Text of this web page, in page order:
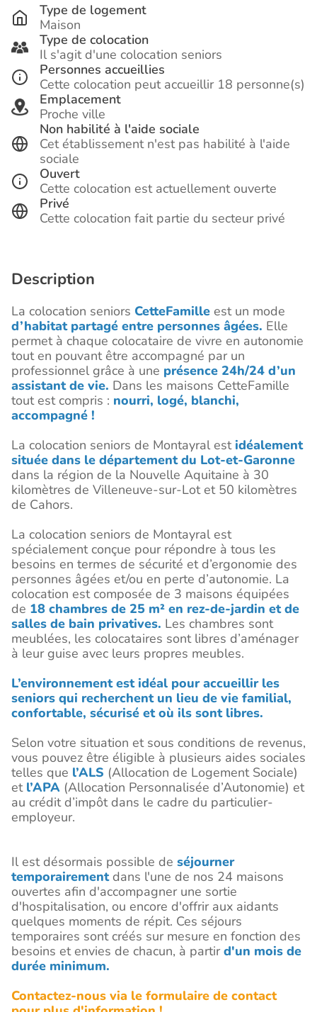
Type de logement
Maison
Type de colocation
Il s'agit d'une colocation seniors
Personnes accueillies
Cette colocation peut accueillir 18 personne(s)
Emplacement
Proche ville
Non habilité à l'aide sociale
Cet établissement n'est pas habilité à l'aide
sociale
Ouvert
Cette colocation est actuellement ouverte
Privé
Cette colocation fait partie du secteur privé
Description
La colocation seniors CetteFamille est un mode
d’habitat partagé entre personnes âgées. Elle
permet à chaque colocataire de vivre en autonomie
tout en pouvant être accompagné par un
professionnel grâce à une présence 24h/24 d’un
assistant de vie. Dans les maisons CetteFamille
tout est compris : nourri, logé, blanchi,
accompagné !
La colocation seniors de Montayral est idéalement
située dans le département du Lot-et-Garonne
dans la région de la Nouvelle Aquitaine à 30
kilomètres de Villeneuve-sur-Lot et 50 kilomètres
de Cahors.
La colocation seniors de Montayral est
spécialement conçue pour répondre à tous les
besoins en termes de sécurité et d’ergonomie des
personnes âgées et/ou en perte d’autonomie. La
colocation est composée de 3 maisons équipées
de 18 chambres de 25 m² en rez-de-jardin et de
salles de bain privatives. Les chambres sont
meublées, les colocataires sont libres d’aménager
à leur guise avec leurs propres meubles.
L’environnement est idéal pour accueillir les
seniors qui recherchent un lieu de vie familial,
confortable, sécurisé et où ils sont libres.
Selon votre situation et sous conditions de revenus,
vous pouvez être éligible à plusieurs aides sociales
telles que l’ALS (Allocation de Logement Sociale)
et l’APA (Allocation Personnalisée d’Autonomie) et
au crédit d’impôt dans le cadre du particulier-
employeur.
Il est désormais possible de séjourner
temporairement dans l'une de nos 24 maisons
ouvertes afin d'accompagner une sortie
d'hospitalisation, ou encore d'offrir aux aidants
quelques moments de répit. Ces séjours
temporaires sont créés sur mesure en fonction des
besoins et envies de chacun, à partird'un mois de
durée minimum.
Contactez-nous via le formulaire de contact